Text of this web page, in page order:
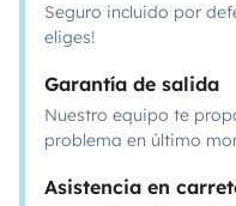
Seguro incluido por
eliges!
Garantía de salida
Nuestro equipo te
problema en último
Asistencia en